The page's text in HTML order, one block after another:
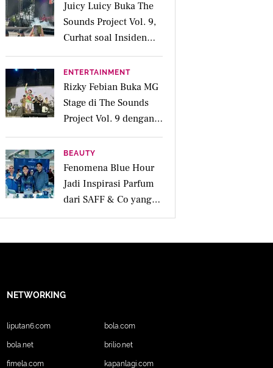
Juicy Luicy Buka The
Sounds Project Vol. 9,
Curhat soal Insiden
Salah Kostum
ENTERTAINMENT
Rizky Febian Buka MG
Stage di The Sounds
Project Vol. 9 dengan
Deretan Hitsnya
BEAUTY
Fenomena Blue Hour
Jadi Inspirasi Parfum
dari SAFF & Co yang
Beraroma Hangat dan
NETWORKING
liputan6.com bola.com
bola.net brilio.net
fimela.com kapanlagi.com